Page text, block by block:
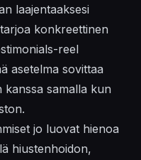
laajentaaksesi
konkreettinen
reel
asetelma sovittaa
kanssa samalla kun
jo luovat hienoa
hiustenhoidon,